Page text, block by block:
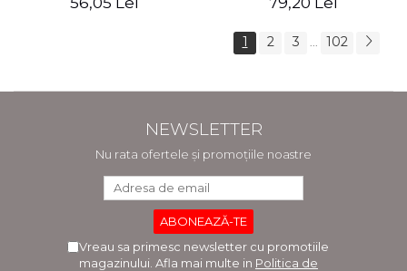
1 2 3 ... 102
NEWSLETTER
Nu rata ofertele și promoțiile noastre
Vreau sa primesc newsletter cu promotiile
magazinului. Afla mai multe in Politica de